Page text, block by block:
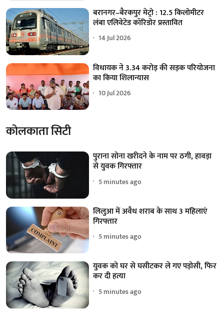
बरानगर–बैरकपुर मेट्रो : 12.5 किलोमीटर
लंबा एलिवेटेड कॉरिडोर प्रस्तावित
14 Jul 2026
विधायक ने 3.34 करोड़ की सड़क परियोजना
का किया शिलान्यास
10 Jul 2026
कोलकाता सिटी
पुराना सोना खरीदने के नाम पर ठगी, हावड़ा
से युवक गिरफ्तार
5 minutes ago
लिलुआ में अवैध शराब के साथ 3 महिलाएं
गिरफ्तार
5 minutes ago
युवक को घर से घसीटकर ले गए पड़ोसी, फिर
कर दी हत्या
5 minutes ago